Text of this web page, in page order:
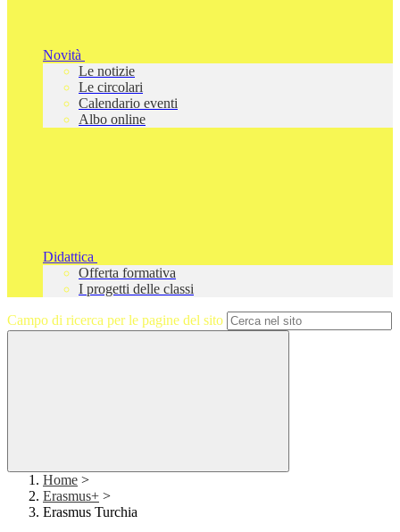
Novità
Le notizie
Le circolari
Calendario eventi
Albo online
Didattica
Offerta formativa
I progetti delle classi
Campo di ricerca per le pagine del sito
Home >
Erasmus+ >
Erasmus Turchia